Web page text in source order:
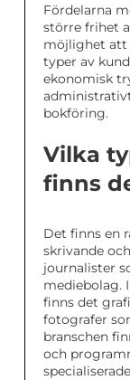
Fördelarna
större frihet
möjlighet att
typer av
ekonomisk
bokföring.
Vilka
finns
Det finns en
skrivande
journalister
mediebolag.
finns det
fotografer
branschen
och